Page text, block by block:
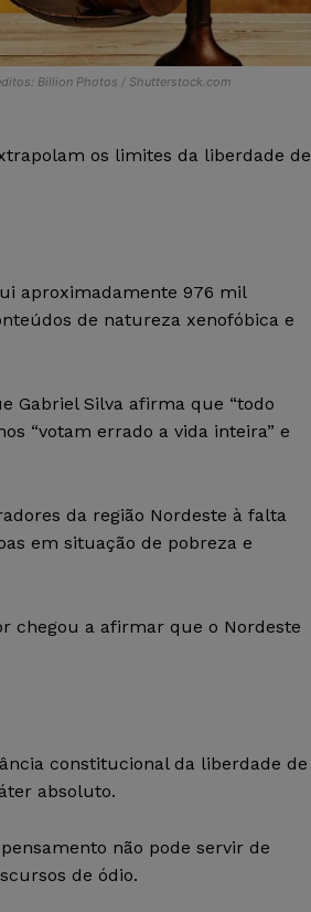
Billion Photos / Shutterstock.com
os limites da liberdade de
aproximadamente 976 mil
de natureza xenofóbica e
Gabriel Silva afirma que “todo
“votam errado a vida inteira” e
da região Nordeste à falta
em situação de pobreza e
chegou a afirmar que o Nordeste
constitucional da liberdade de
absoluto.
não pode servir de
de ódio.